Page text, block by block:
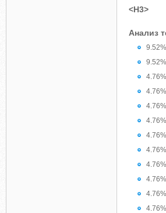
<H3>
Анализ